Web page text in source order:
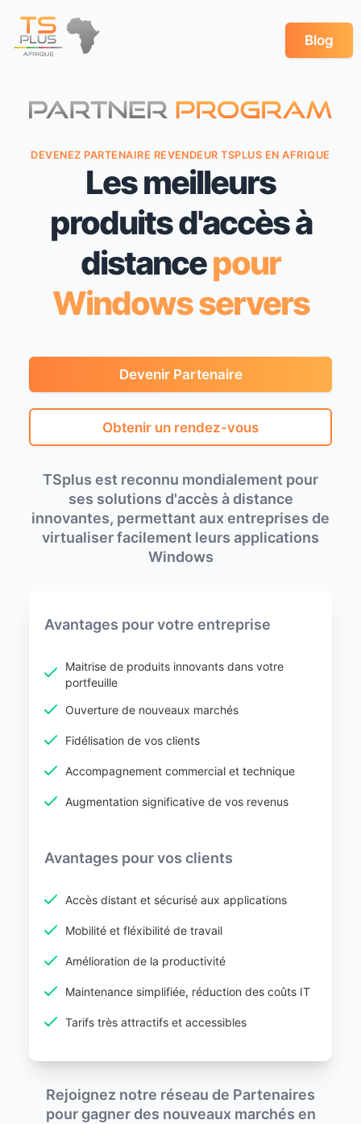
Blog
DEVENEZ PARTENAIRE REVENDEUR TSPLUS EN AFRIQUE
Les meilleurs
produits d'accès à
distancepour
Windows servers
Devenir Partenaire
Obtenir un rendez-vous
TSplus est reconnu mondialement pour
ses solutions d'accès à distance
innovantes, permettant aux entreprises de
virtualiser facilement leurs applications
Windows
Avantages pour votre entreprise
Maitrise de produits innovants dans votre
portfeuille
Ouverture de nouveaux marchés
Fidélisation de vos clients
Accompagnement commercial et technique
Augmentation significative de vos revenus
Avantages pour vos clients
Accès distant et sécurisé aux applications
Mobilité et fléxibilité de travail
Amélioration de la productivité
Maintenance simplifiée, réduction des coûts IT
Tarifs très attractifs et accessibles
Rejoignez notre réseau de Partenaires
pour gagner des nouveaux marchés en